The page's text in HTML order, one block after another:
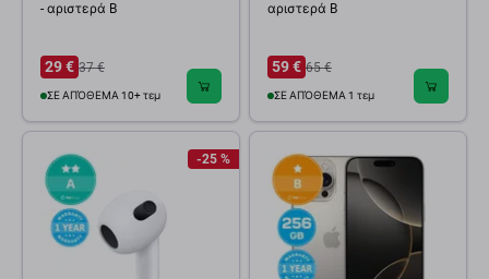
- αριστερά B
29 € 37 €
ΣΕ ΑΠΌΘΕΜΑ 10+ τεμ
αριστερά B
59 € 65 €
ΣΕ ΑΠΌΘΕΜΑ 1 τεμ
-25 %